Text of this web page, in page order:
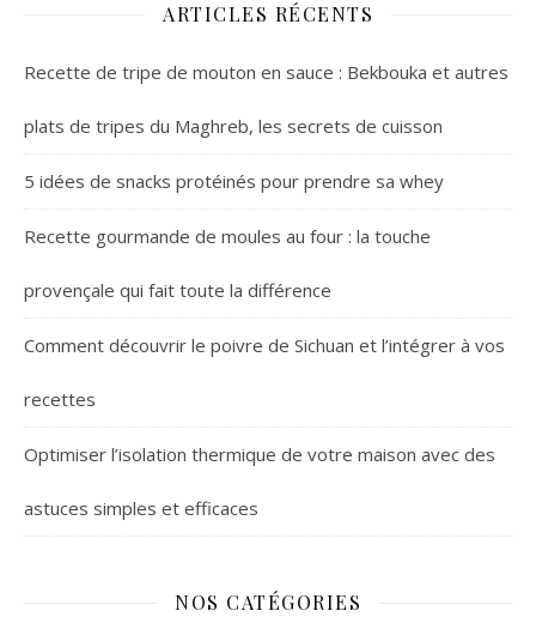
ARTICLES RÉCENTS
Recette de tripe de mouton en sauce : Bekbouka et autres
plats de tripes du Maghreb, les secrets de cuisson
5 idées de snacks protéinés pour prendre sa whey
Recette gourmande de moules au four : la touche
provençale qui fait toute la différence
Comment découvrir le poivre de Sichuan et l’intégrer à vos
recettes
Optimiser l’isolation thermique de votre maison avec des
astuces simples et efficaces
NOS CATÉGORIES